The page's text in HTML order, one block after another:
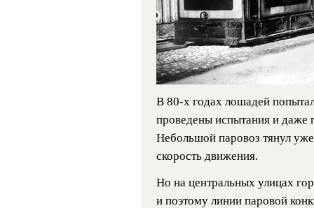
В 80-х годах лошадей
проведены испытания и даже
Небольшой паровоз тянул
скорость движения.
Но на центральных улицах
и поэтому линии паровой